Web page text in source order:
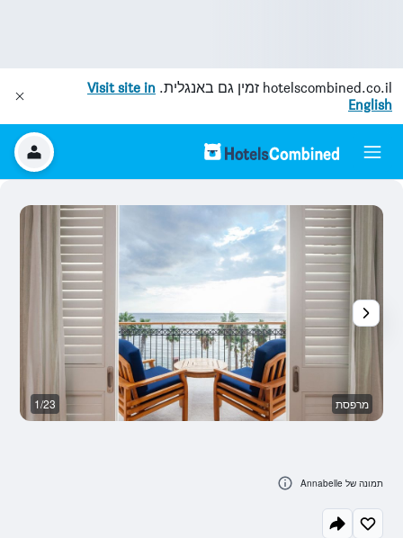
hotelscombined.co.il זמין גם באנגלית. Visit site in
English
מרפסת 1/23
תמונה של Annabelle